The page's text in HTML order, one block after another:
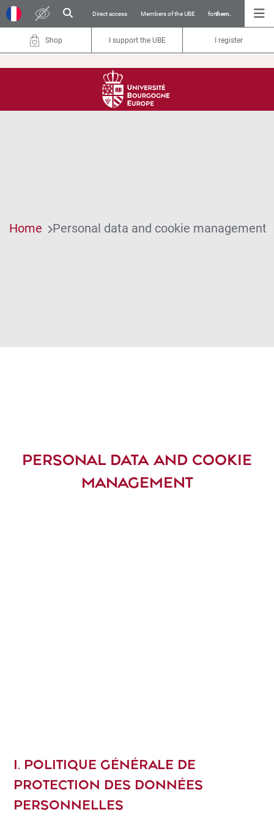
Direct access Members of the UBE forthem.
Shop I support the UBE I register
Home Personal data and cookie management
PERSONAL DATA AND COOKIE
MANAGEMENT
I. POLITIQUE GÉNÉRALE DE
PROTECTION DES DONNÉES
PERSONNELLES